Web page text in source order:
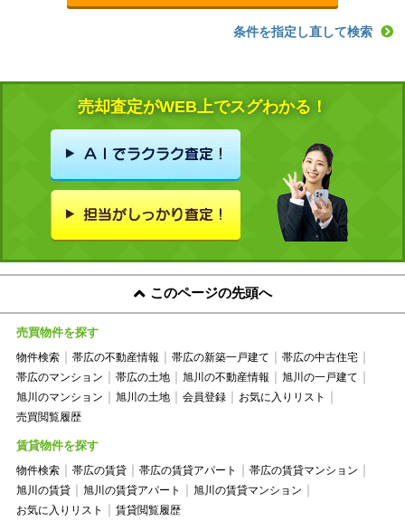
条件を指定し直して検索
売却査定がWEB上でスグわかる！
このページの先頭へ
売買物件を探す
物件検索 帯広の不動産情報 帯広の新築一戸建て
帯広の中古住宅
帯広のマンション
帯広の土地 旭川の不動産情報
旭川の一戸建て
旭川のマンション
旭川の土地 会員登録
お気に入りリスト
売買閲覧履歴
賃貸物件を探す
物件検索 帯広の賃貸 帯広の賃貸アパート
帯広の賃貸マンション
旭川の賃貸
旭川の賃貸アパート
旭川の賃貸マンション
お気に入りリスト
賃貸閲覧履歴